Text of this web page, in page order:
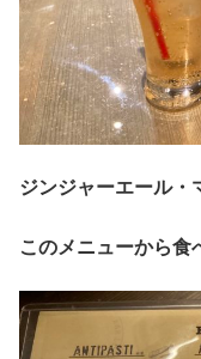
ジンジャーエール・
このメニューから食